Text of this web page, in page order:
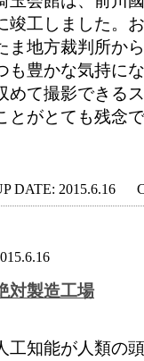
竣工しました。
ま地方裁判所か
も豊かな気持に
めて撮影できる
とがとても残念で
DATE: 2015.6.16
対製造工場
工知能が人類の